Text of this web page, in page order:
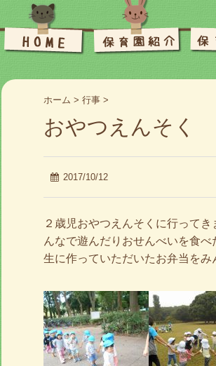
ホーム > 行事 >
おやつえんそく
2017/10/12
２歳児おやつえんそくに行って
んなで遊んだりおせんべいを食
生に作っていただいたお弁当をみ